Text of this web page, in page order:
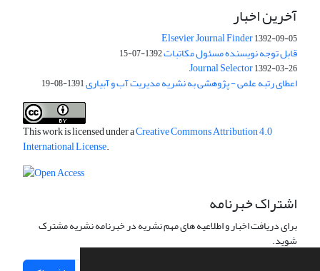
آخرین اخبار
Elsevier Journal Finder1392-09-05
قابل توجه نویسنده مسئول مکاتبات1392-07-15
Journal Selector1392-03-26
اعطای رتبه علمی - پژوهشی به نشریه مدیریت آب و آبیاری1391-08-19
This work is licensed under aCreative Commons Attribution 4.0
International License.
اشتراک خبرنامه
برای دریافت اخبار و اطلاعیه های مهم نشریه در خبرنامه نشریه مشترک
شوید.